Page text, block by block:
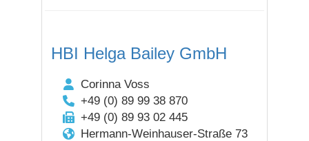
HBI Helga Bailey GmbH
Corinna Voss
+49 (0) 89 99 38 870
+49 (0) 89 93 02 445
Hermann-Weinhauser-Straße 73